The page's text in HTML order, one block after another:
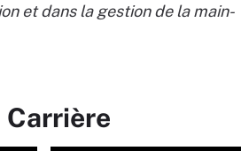
et dans la gestion de la main-